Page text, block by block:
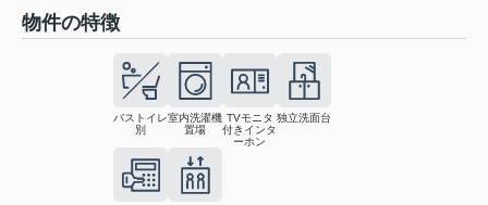
物件の特徴
バストイレ
別
室内洗濯機
置場
TVモニタ
付きインタ
ーホン
独立洗面台